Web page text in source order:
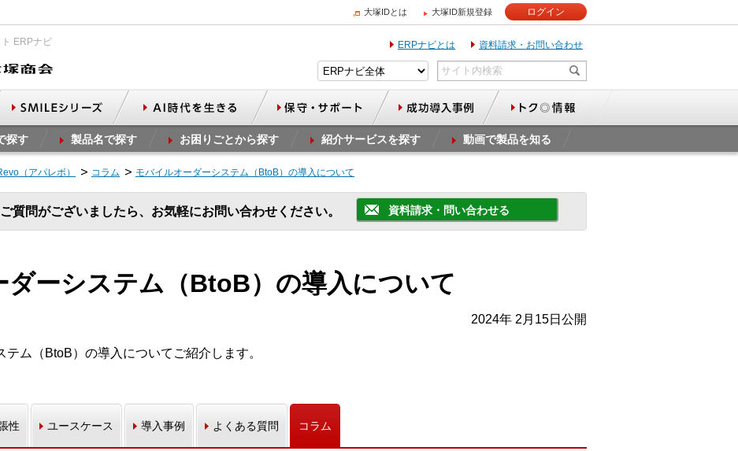
大塚IDとは 大塚ID新規登録 ログイン
ERPナビ ERPナビとは 資料請求・お問い合わせ
探す 製品名で探す お困りごとから探す 紹介サービスを探す 動画で製品を知る
（アパレボ） コラム モバイルオーダーシステム（BtoB）の導入について
質問がございましたら、お気軽にお問い合わせください。 資料請求・問い合わせる
ダーシステム（BtoB）の導入について
2024年 2月15日公開
ム（BtoB）の導入についてご紹介します。
性 ユースケース 導入事例 よくある質問 コラム